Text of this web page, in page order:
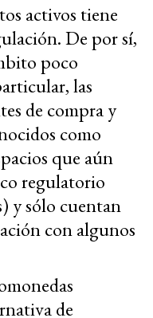
activos tiene
De por sí,
poco
las
de compra y
como
que aún
regulatorio
y sólo cuentan
con algunos
de